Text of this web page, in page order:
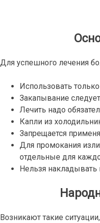
Для успешного лечения
Использовать
Закапывание
Лечить надо
Капли из
Запрещается
Для промокания
отдельные для
Нельзя накладывать
Возникают такие